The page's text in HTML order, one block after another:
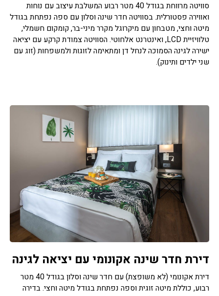
סוויטה מרווחת בגודל 40 מטר רבוע המשלבת עיצוב עם נוחות
ואווירה פסטורלית. בסוויטה חדר שינה וסלון עם ספה נפתחת בגודל
מיטה וחצי, מטבחון עם מיקרוגל מקרר מיני-בר, קומקום חשמלי,
טלוויזיית LCD, ואינטרנט אלחוטי. הסוויטה צמודת קרקע עם יציאה
ישירה לגינה הסמוכה לנחל דן ומתאימה לזוגות ולמשפחות (זוג עם
שני ילדים ותינוק).
דירת חדר שינה אקונומי עם יציאה לגינה
דירת אקונומי (לא משופצת) עם חדר שינה וסלון בגודל 40 מטר
רבוע, כוללת מיטה זוגית וספה נפתחת בגודל מיטה וחצי. בדירה